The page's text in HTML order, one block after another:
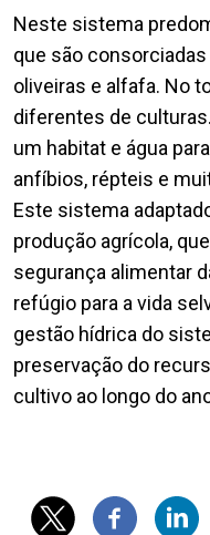
Neste sistema
que são
oliveiras e alfafa. No
diferentes de
um habitat e água
anfíbios, répteis e
Este sistema
produção agrícola,
segurança alimentar
refúgio para a vida
gestão hídrica do
preservação do
cultivo ao longo do